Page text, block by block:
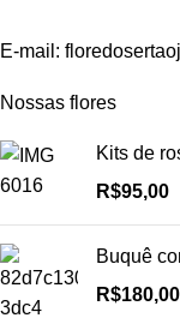
E-mail:
Nossas flores
Kits de
R$95,00
Buquê
R$180,00